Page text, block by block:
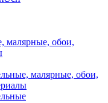
малярные, обои,
малярные, обои,